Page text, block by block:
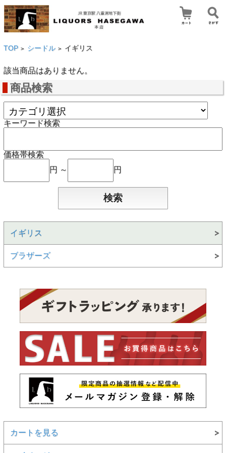
TOP > シードル > イギリス
該当商品はありません。
商品検索
キーワード検索
価格帯検索
円 ～
円
イギリス
ブラザーズ
カートを見る